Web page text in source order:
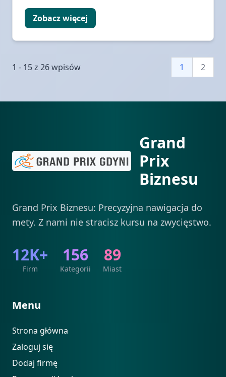
Zobacz więcej
1 - 15 z 26 wpisów 1 2
Grand
Prix
Biznesu
Grand Prix Biznesu: Precyzyjna nawigacja do
mety. Z nami nie stracisz kursu na zwycięstwo.
12K+
Firm
156
Kategorii
89
Miast
Menu
Strona główna
Zaloguj się
Dodaj firmę